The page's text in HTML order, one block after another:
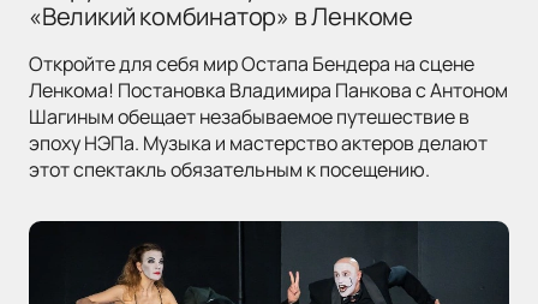
«Великий комбинатор» в Ленкоме
Откройте для себя мир Остапа Бендера на сцене
Ленкома! Постановка Владимира Панкова с Антоном
Шагиным обещает незабываемое путешествие в
эпоху НЭПа. Музыка и мастерство актеров делают
этот спектакль обязательным к посещению.